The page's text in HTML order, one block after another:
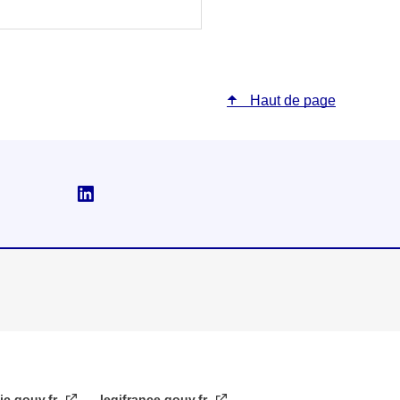
Haut de page